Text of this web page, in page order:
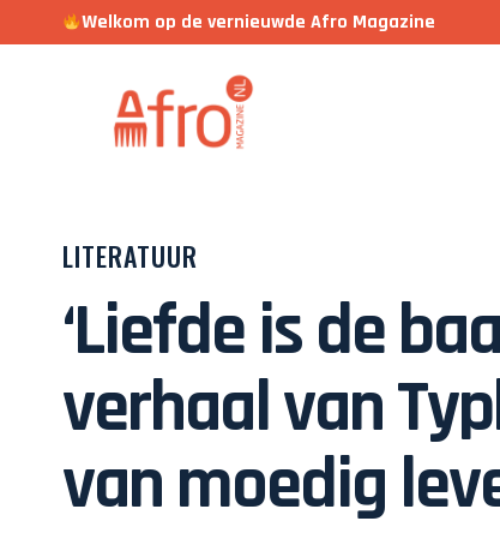
Welkom op de vernieuwde Afro Magazine
LITERATUUR
‘Liefde is de
verhaal van
van moedig